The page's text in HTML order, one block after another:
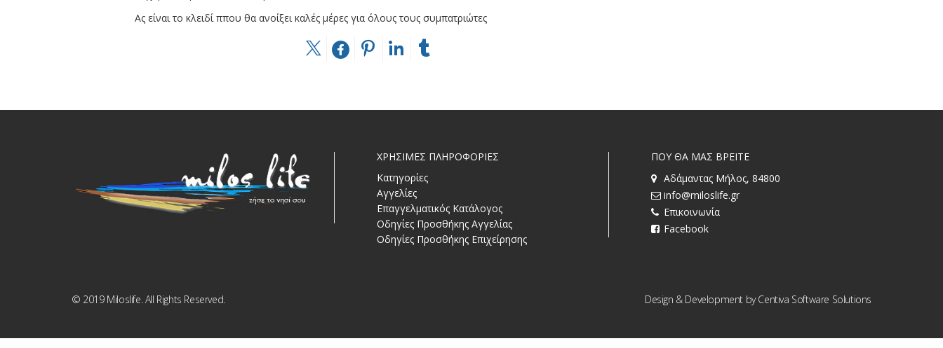
Ας είναι το κλειδί ππου θα ανοίξει καλές μέρες για όλους τους συμπατριώτες
ΧΡΗΣΙΜΕΣ ΠΛΗΡΟΦΟΡΙΕΣ
Κατηγορίες
Αγγελίες
Επαγγελματικός Κατάλογος
Οδηγίες Προσθήκης Αγγελίας
Οδηγίες Προσθήκης Επιχείρησης
ΠΟΥ ΘΑ ΜΑΣ ΒΡΕΙΤΕ
Αδάμαντας Μήλος, 84800
info@miloslife.gr
Επικοινωνία
Facebook
© 2019 Miloslife. All Rights Reserved. Design & Development byCentiva Software Solutions